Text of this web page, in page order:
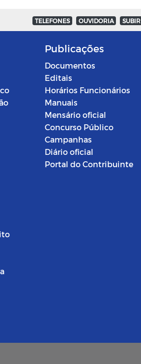
foram
divulgadas
TELEFONES OUVIDORIA SUBIR
Publicações
Documentos
Editais
Horários Funcionários
Manuais
Mensário oficial
Concurso Público
Campanhas
Diário oficial
Portal do Contribuinte